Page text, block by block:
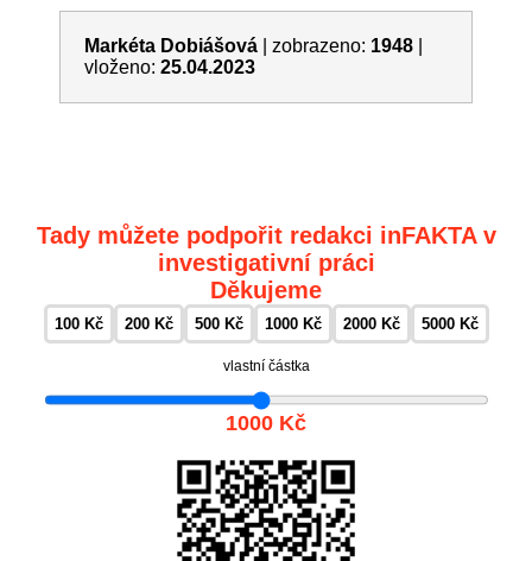
Markéta Dobiášová zobrazeno: 1948
vloženo: 25.04.2023
Tady můžete podpořit redakci inFAKTA v
investigativní práci
Děkujeme
100 Kč 200 Kč 500 Kč 1000 Kč 2000 Kč 5000 Kč
vlastní částka
1000 Kč